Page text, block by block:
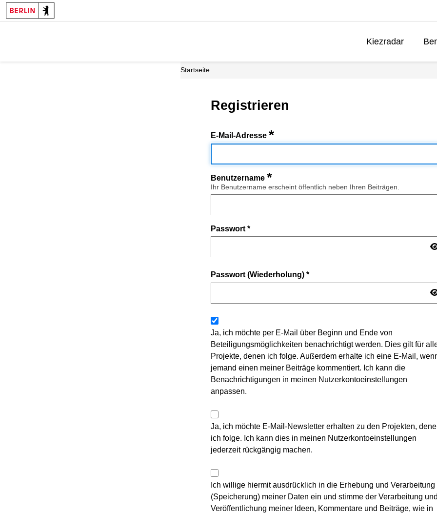
Kiezradar
Startseite
Registrieren
E-Mail-Adresse *
Benutzername *
Ihr Benutzername erscheint öffentlich neben Ihren Beiträgen.
Passwort *
Passwort (Wiederholung) *
Ja, ich möchte per E-Mail über Beginn und Ende von
Beteiligungsmöglichkeiten benachrichtigt werden. Dies gilt für
Projekte, denen ich folge. Außerdem erhalte ich eine E-Mail,
jemand einen meiner Beiträge kommentiert. Ich kann die
Benachrichtigungen in meinen Nutzerkontoeinstellungen
anpassen.
Ja, ich möchte E-Mail-Newsletter erhalten zu den Projekten,
ich folge. Ich kann dies in meinen Nutzerkontoeinstellungen
jederzeit rückgängig machen.
Ich willige hiermit ausdrücklich in die Erhebung und Verarbeitung
(Speicherung) meiner Daten ein und stimme der Verarbeitung und
Veröffentlichung meiner Ideen, Kommentare und Beiträge, wie in